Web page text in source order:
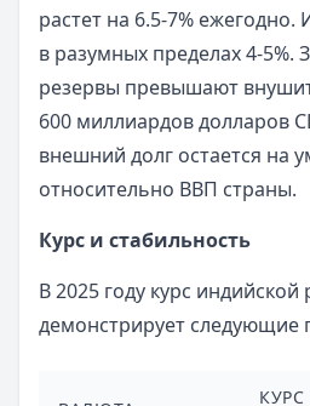
растет на 6.5-7%
в разумных пределах 4-5%.
резервы превышают
600 миллиардов долларов
внешний долг остается на
относительно ВВП страны.
Курс и стабильность
В 2025 году курс индийской
демонстрирует следующие
КУРС